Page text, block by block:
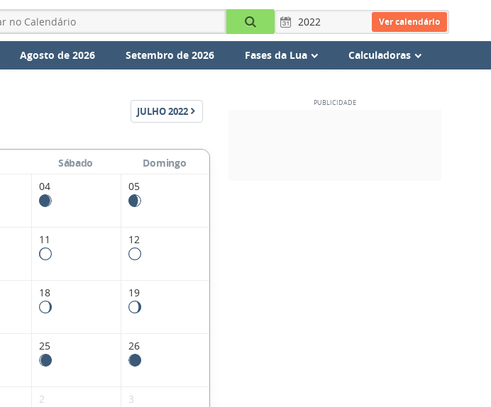
Ver calendário
Agosto de 2026 Setembro de 2026 Fases da Lua Calculadoras
JULHO2022
Sábado
Domingo
04 05
11 12
18 19
25 26
2 3